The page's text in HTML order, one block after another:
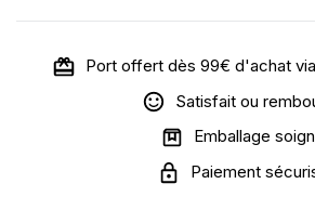
Port offert dès 99€ d'achat
Satisfait ou
Emballage
Paiement